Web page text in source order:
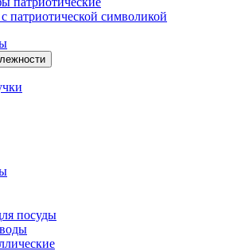
патриотической символикой
посуды